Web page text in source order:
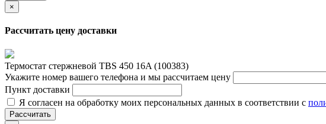
×
Рассчитать цену доставки
Термостат стержневой TBS 450 16A (100383)
Укажите номер вашего телефона и мы рассчитаем цену
Пункт доставки
Я согласен на обработку моих персональных данных в соответствии с
Рассчитать